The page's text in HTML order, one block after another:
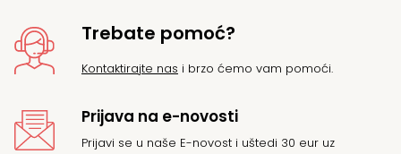
Trebate pomoć?
Kontaktirajte nas i brzo ćemo vam pomoći.
Prijava na e-novosti
Prijavi se u naše E-novost i uštedi 30 eur uz